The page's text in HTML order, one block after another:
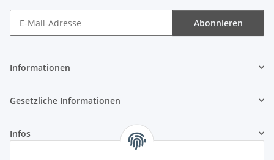
Abonnieren
Informationen
Gesetzliche Informationen
Infos